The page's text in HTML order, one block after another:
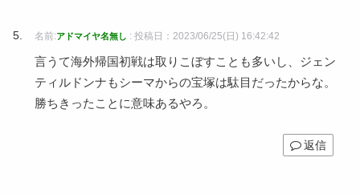
名前:アドマイヤ名無し : 投稿日：2023/06/25(日) 16:42:42
言うて海外帰国初戦は取りこぼすことも多いし、ジェン
ティルドンナもシーマからの宝塚は駄目だったからな。
勝ちきったことに意味あるやろ。
返信